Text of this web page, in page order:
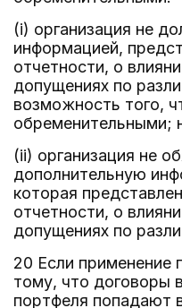
(i) организация не
информацией,
отчетности, о
допущениях по
возможность того,
обременительными;
(ii) организация не
дополнительную
которая
отчетности, о
допущениях по
20 Если применение
тому, что договоры
портфеля попадают